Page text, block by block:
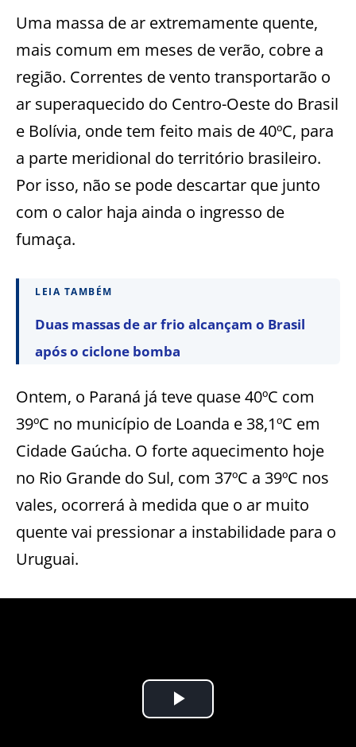
Uma massa de ar extremamente quente,
mais comum em meses de verão, cobre a
região. Correntes de vento transportarão o
ar superaquecido do Centro-Oeste do Brasil
e Bolívia, onde tem feito mais de 40ºC, para
a parte meridional do território brasileiro.
Por isso, não se pode descartar que junto
com o calor haja ainda o ingresso de
fumaça.
LEIA TAMBÉM
Duas massas de ar frio alcançam o Brasil
após o ciclone bomba
Ontem, o Paraná já teve quase 40ºC com
39ºC no município de Loanda e 38,1ºC em
Cidade Gaúcha. O forte aquecimento hoje
no Rio Grande do Sul, com 37ºC a 39ºC nos
vales, ocorrerá à medida que o ar muito
quente vai pressionar a instabilidade para o
Uruguai.